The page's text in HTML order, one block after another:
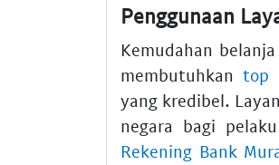
Penggunaan
Kemudahan
membutuhkantop
yang kredibel.
negara bagi
Rekening Bank